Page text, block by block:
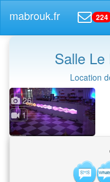
mabrouk.fr 224
Salle Le
Location
26
1